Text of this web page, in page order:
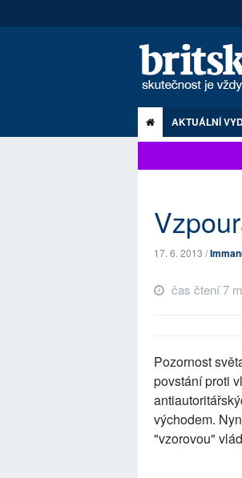
AKTUÁLNÍ
17. 6. 2013 /
čas čtení 7
Pozornost
povstání proti
východem.
"vzorovou"